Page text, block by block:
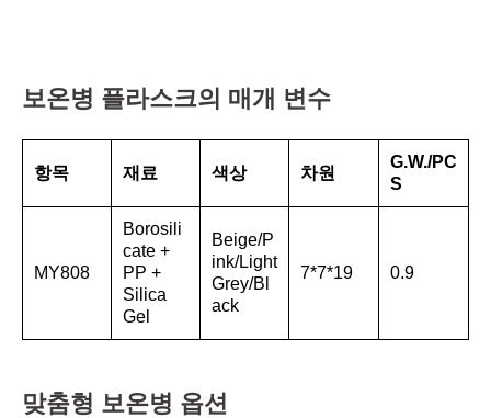
보온병 플라스크의 매개 변수
항목 재료 색상 차원
G.W./PC
S
MY808
Borosili
cate +
PP +
Silica
Gel
Beige/P
ink/Light
Grey/Bl
ack
7*7*19 0.9
맞춤형 보온병 옵션